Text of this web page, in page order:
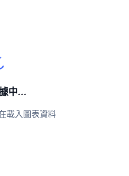
中...
載入圖表資料